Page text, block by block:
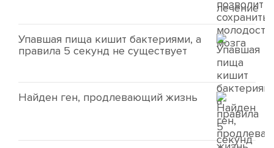
Упавшая пища кишит бактериями, а
правила 5 секунд не существует
Найден ген, продлевающий жизнь